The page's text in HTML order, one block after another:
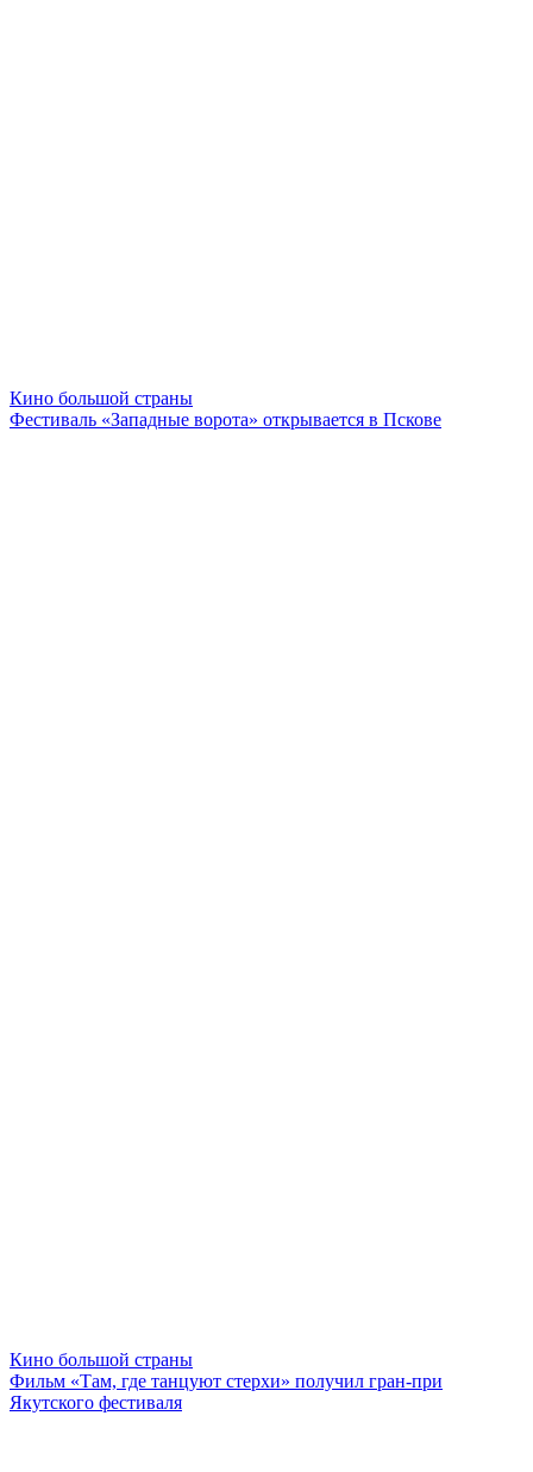
Кино большой страны
Фестиваль «Западные ворота» открывается в Пскове
Кино большой страны
Фильм «Там, где танцуют стерхи» получил гран-при
Якутского фестиваля